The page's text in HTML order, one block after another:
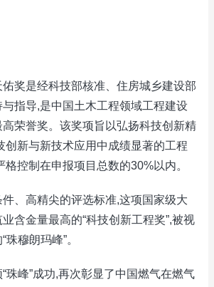
奖是经科技部核准、住房城乡建设部
指导,是中国土木工程领域工程建设
荣誉奖。该奖项旨以弘扬科技创新精
创新与新技术应用中成绩显著的工程
控制在申报项目总数的30%以内。
、高精尖的评选标准,这项国家级大
含金量最高的“科技创新工程奖”,被视
穆朗玛峰”。
珠峰”成功,再次彰显了中国燃气在燃气